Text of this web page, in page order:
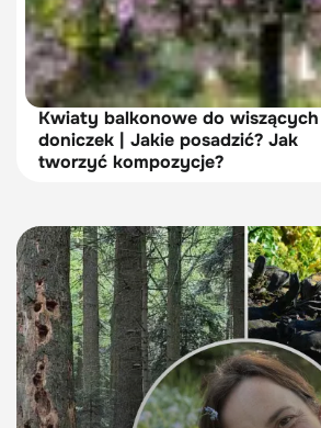
Kwiaty balkonowe do wiszących
doniczek | Jakie posadzić? Jak
tworzyć kompozycje?